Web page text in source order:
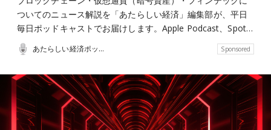
ついてのニュース解説を「あたらしい経済」編集部が、平日
毎日ポッドキャストでお届けします。Apple Podcast、Spot…
あたらしい経済ポッドキャスト Sponsored